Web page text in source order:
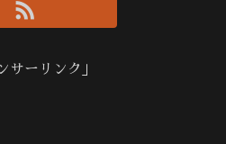
サーリンク」